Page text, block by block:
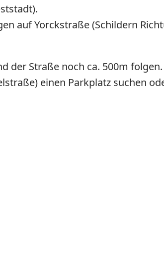
auf Yorckstraße (Schildern
der Straße noch ca. 500m
einen Parkplatz suchen